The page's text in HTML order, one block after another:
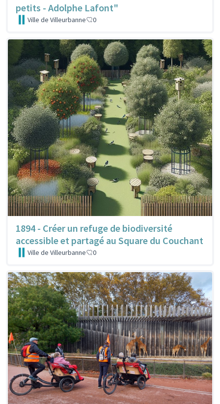
petits - Adolphe Lafont"
Ville de Villeurbanne 0
1894 - Créer un refuge de biodiversité
accessible et partagé au Square du Couchant
Ville de Villeurbanne 0